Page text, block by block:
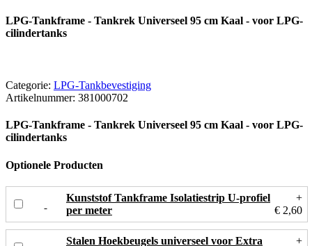
LPG-Tankframe - Tankrek Universeel 95 cm Kaal - voor LPG-
cilindertanks
Categorie: LPG-Tankbevestiging
Artikelnummer: 381000702
LPG-Tankframe - Tankrek Universeel 95 cm Kaal - voor LPG-
cilindertanks
Optionele Producten
Kunststof Tankframe Isolatiestrip U-profiel
per meter
+
€ 2,60
Stalen Hoekbeugels universeel voor Extra +